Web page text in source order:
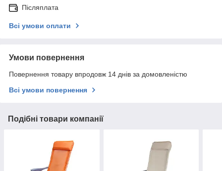
Післяплата
Всі умови оплати
Умови повернення
Повернення товару впродовж 14 днів за домовленістю
Всі умови повернення
Подібні товари компанії